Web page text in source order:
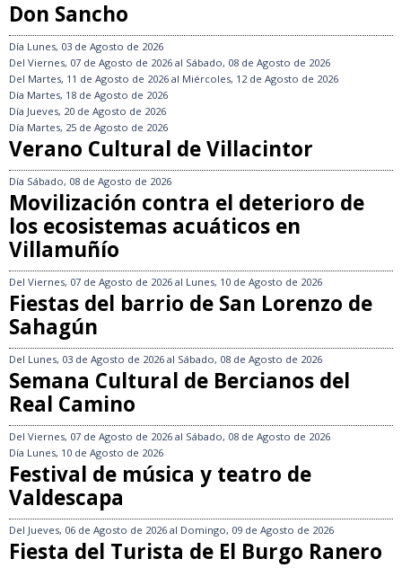
Don Sancho
Día Lunes, 03 de Agosto de 2026
Del Viernes, 07 de Agosto de 2026 al Sábado, 08 de Agosto de 2026
Del Martes, 11 de Agosto de 2026 al Miércoles, 12 de Agosto de 2026
Día Martes, 18 de Agosto de 2026
Día Jueves, 20 de Agosto de 2026
Día Martes, 25 de Agosto de 2026
Verano Cultural de Villacintor
Día Sábado, 08 de Agosto de 2026
Movilización contra el deterioro de
los ecosistemas acuáticos en
Villamuñío
Del Viernes, 07 de Agosto de 2026 al Lunes, 10 de Agosto de 2026
Fiestas del barrio de San Lorenzo de
Sahagún
Del Lunes, 03 de Agosto de 2026 al Sábado, 08 de Agosto de 2026
Semana Cultural de Bercianos del
Real Camino
Del Viernes, 07 de Agosto de 2026 al Sábado, 08 de Agosto de 2026
Día Lunes, 10 de Agosto de 2026
Festival de música y teatro de
Valdescapa
Del Jueves, 06 de Agosto de 2026 al Domingo, 09 de Agosto de 2026
Fiesta del Turista de El Burgo Ranero